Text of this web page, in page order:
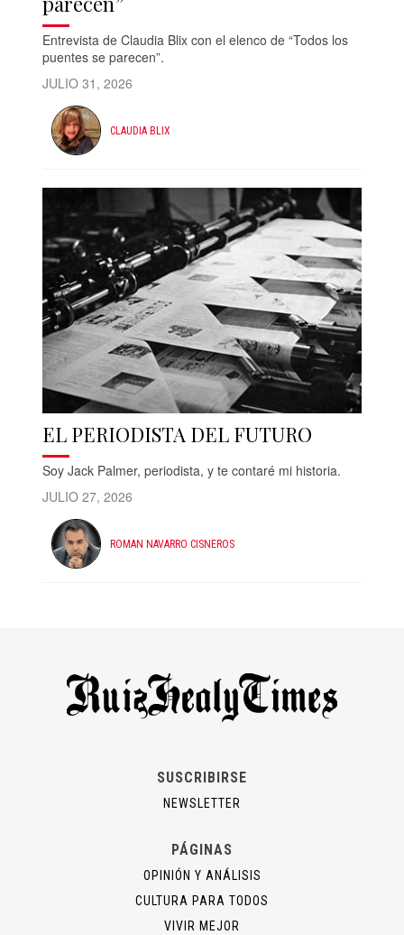
Entrevista de Claudia Blix con el elenco de “Todos los
puentes se parecen”.
JULIO 31, 2026
CLAUDIA BLIX
EL PERIODISTA DEL FUTURO
Soy Jack Palmer, periodista, y te contaré mi historia.
JULIO 27, 2026
ROMAN NAVARRO CISNEROS
SUSCRIBIRSE
NEWSLETTER
PÁGINAS
OPINIÓN Y ANÁLISIS
CULTURA PARA TODOS
VIVIR MEJOR